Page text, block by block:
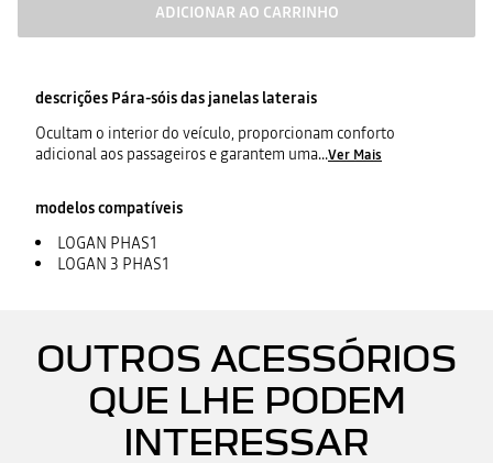
ADICIONAR AO CARRINHO
descrições Pára-sóis das janelas laterais
Ocultam o interior do veículo, proporcionam conforto
adicional aos passageiros e garantem uma...Ver Mais
modelos compatíveis
LOGAN PHAS1
LOGAN 3 PHAS1
OUTROS ACESSÓRIOS
QUE LHE PODEM
INTERESSAR